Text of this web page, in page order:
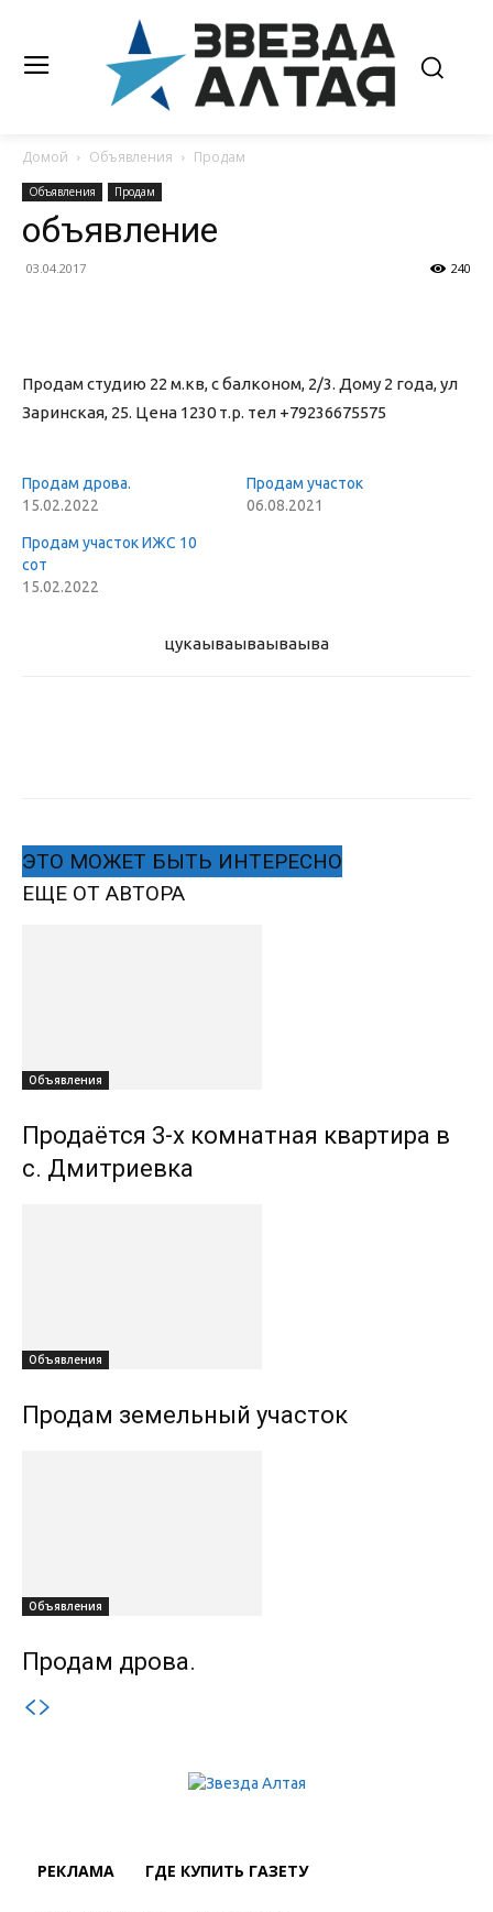
Домой Объявления Продам
Объявления Продам
объявление
03.04.2017 240
Продам студию 22 м.кв, с балконом, 2/3. Дому 2 года, ул
Заринская, 25. Цена 1230 т.р. тел +79236675575
Продам дрова.
15.02.2022
Продам участок
06.08.2021
Продам участок ИЖС 10
сот
15.02.2022
цукаываываываыва
ЭТО МОЖЕТ БЫТЬ ИНТЕРЕСНО
ЕЩЕ ОТ АВТОРА
Объявления
Продаётся 3-х комнатная квартира в
с. Дмитриевка
Объявления
Продам земельный участок
Объявления
Продам дрова.
РЕКЛАМА ГДЕ КУПИТЬ ГАЗЕТУ